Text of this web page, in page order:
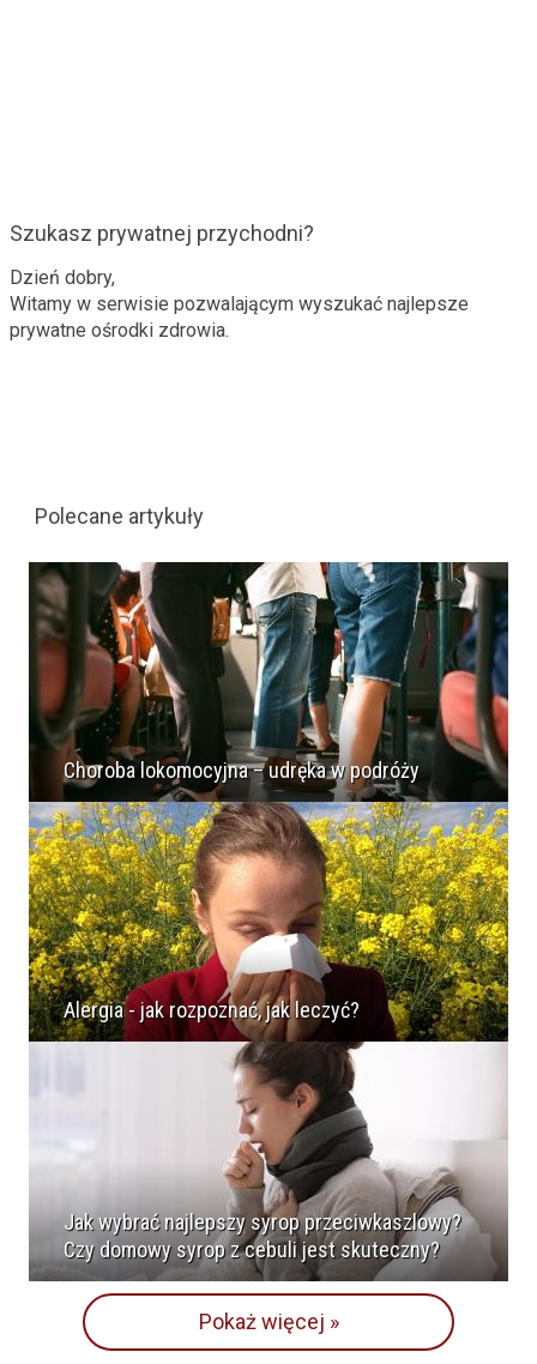
Szukasz prywatnej przychodni?
Dzień dobry,
Witamy w serwisie pozwalającym wyszukać najlepsze
prywatne ośrodki zdrowia.
Polecane artykuły
Choroba lokomocyjna – udręka w podróży
Alergia - jak rozpoznać, jak leczyć?
Jak wybrać najlepszy syrop przeciwkaszlowy?
Czy domowy syrop z cebuli jest skuteczny?
Pokaż więcej »